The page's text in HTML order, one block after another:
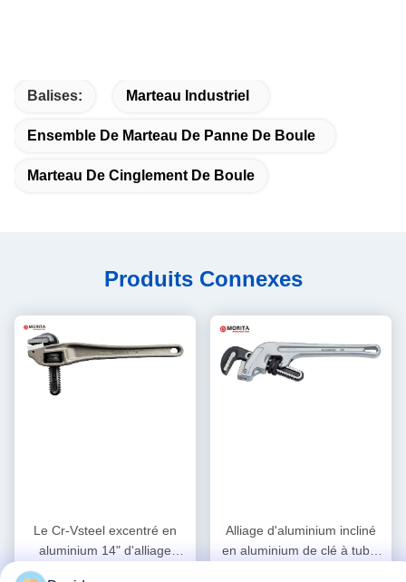
Balises: Marteau Industriel
Ensemble De Marteau De Panne De Boule
Marteau De Cinglement De Boule
Produits Connexes
Le Cr-Vsteel excentré en
aluminium 14" d'alliage
d'aluminium de clé à tube,
Alliage d'aluminium incliné
en aluminium de clé à tube,